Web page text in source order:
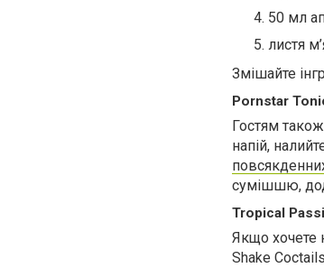
50 мл
листя
Змішайте
Pornstar
Гостям
напій,
сумішшю,
Tropical
Якщо хочете
Shake